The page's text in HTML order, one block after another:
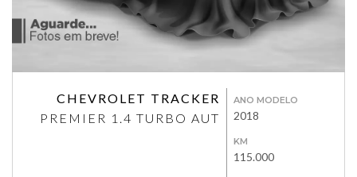
CHEVROLET TRACKER
PREMIER 1.4 TURBO AUT
ANO MODELO
2018
KM
115.000